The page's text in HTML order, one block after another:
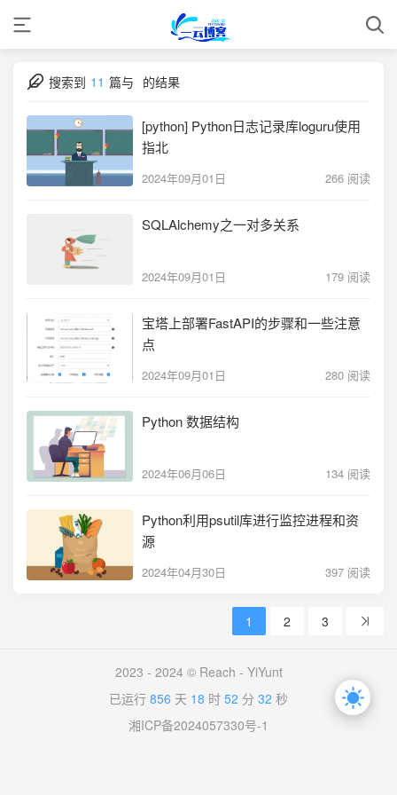
搜索到 11 篇与 的结果
[python] Python日志记录库loguru使用
指北
2024年09月01日 266 阅读
SQLAlchemy之一对多关系
2024年09月01日 179 阅读
宝塔上部署FastAPI的步骤和一些注意
点
2024年09月01日 280 阅读
Python 数据结构
2024年06月06日 134 阅读
Python利用psutil库进行监控进程和资
源
2024年04月30日 397 阅读
1 2 3
2023 - 2024 © Reach - YiYunt
已运行 856 天 18 时 52 分 32 秒
湘ICP备2024057330号-1